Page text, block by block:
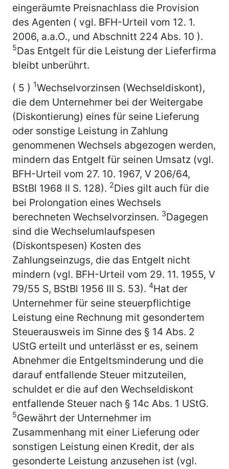
eingeräumte Preisnachlass die Provision
des Agenten ( vgl. BFH-Urteil vom 12. 1.
2006, a.a.O., und Abschnitt 224 Abs. 10 ).
5Das Entgelt für die Leistung der Lieferfirma
bleibt unberührt.
( 5 ) 1Wechselvorzinsen (Wechseldiskont),
die dem Unternehmer bei der Weitergabe
(Diskontierung) eines für seine Lieferung
oder sonstige Leistung in Zahlung
genommenen Wechsels abgezogen werden,
mindern das Entgelt für seinen Umsatz (vgl.
BFH-Urteil vom 27. 10. 1967, V 206/64,
BStBl 1968 II S. 128). 2Dies gilt auch für die
bei Prolongation eines Wechsels
berechneten Wechselvorzinsen. 3Dagegen
sind die Wechselumlaufspesen
(Diskontspesen) Kosten des
Zahlungseinzugs, die das Entgelt nicht
mindern (vgl. BFH-Urteil vom 29. 11. 1955, V
79/55 S, BStBl 1956 III S. 53). 4Hat der
Unternehmer für seine steuerpflichtige
Leistung eine Rechnung mit gesondertem
Steuerausweis im Sinne des § 14 Abs. 2
UStG erteilt und unterlässt er es, seinem
Abnehmer die Entgeltsminderung und die
darauf entfallende Steuer mitzuteilen,
schuldet er die auf den Wechseldiskont
entfallende Steuer nach § 14c Abs. 1 UStG.
5Gewährt der Unternehmer im
Zusammenhang mit einer Lieferung oder
sonstigen Leistung einen Kredit, der als
gesonderte Leistung anzusehen ist (vgl.